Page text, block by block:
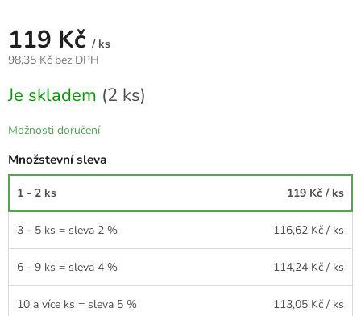
119 Kč / ks
98,35 Kč bez DPH
cena:
Je skladem (2 ks)
Možnosti doručení
Množstevní sleva
1 - 2 ks 119 Kč / ks
3 - 5 ks = sleva 2 % 116,62 Kč / ks
6 - 9 ks = sleva 4 % 114,24 Kč / ks
10 a více ks = sleva 5 % 113,05 Kč / ks